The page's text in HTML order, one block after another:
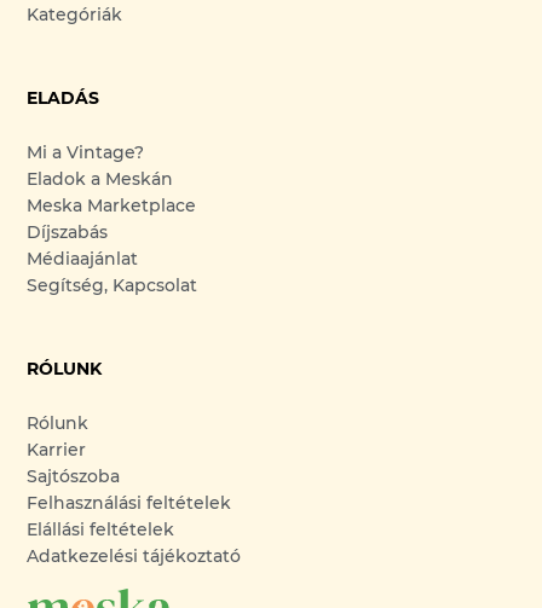
Kategóriák
ELADÁS
Mi a Vintage?
Eladok a Meskán
Meska Marketplace
Díjszabás
Médiaajánlat
Segítség, Kapcsolat
RÓLUNK
Rólunk
Karrier
Sajtószoba
Felhasználási feltételek
Elállási feltételek
Adatkezelési tájékoztató